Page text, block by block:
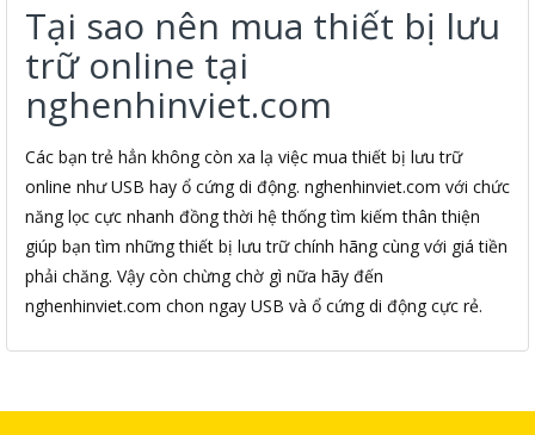
Tại sao nên mua thiết bị lưu
trữ online tại
nghenhinviet.com
Các bạn trẻ hẳn không còn xa lạ việc mua thiết bị lưu trữ
online như USB hay ổ cứng di động. nghenhinviet.com với chức
năng lọc cực nhanh đồng thời hệ thống tìm kiếm thân thiện
giúp bạn tìm những thiết bị lưu trữ chính hãng cùng với giá tiền
phải chăng. Vậy còn chừng chờ gì nữa hãy đến
nghenhinviet.com chon ngay USB và ổ cứng di động cực rẻ.